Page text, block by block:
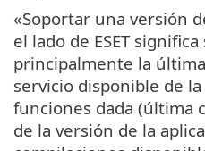
«Soportar una versión
el lado de ESET
principalmente la
servicio disponible de
funciones dada (última
de la versión de la